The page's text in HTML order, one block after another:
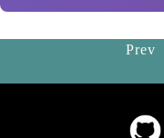
Prev